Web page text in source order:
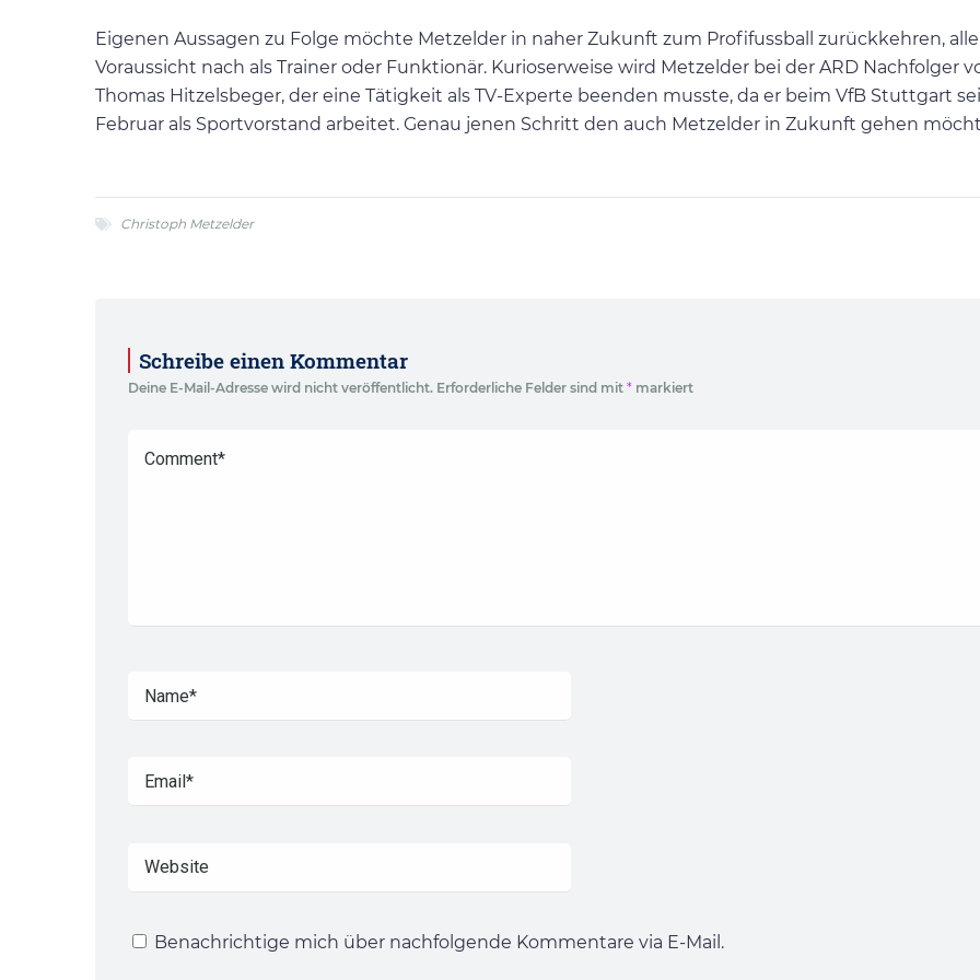
Eigenen Aussagen zu Folge möchte Metzelder in naher Zukunft zum Profifussball zurückkehren,
Voraussicht nach als Trainer oder Funktionär. Kurioserweise wird Metzelder bei der ARD Nachfolger
Thomas Hitzelsbeger, der eine Tätigkeit als TV-Experte beenden musste, da er beim VfB Stuttgart
Februar als Sportvorstand arbeitet. Genau jenen Schritt den auch Metzelder in Zukunft gehen
Christoph Metzelder
Schreibe einen Kommentar
Deine E-Mail-Adresse wird nicht veröffentlicht. Erforderliche Felder sind mit * markiert
Benachrichtige mich über nachfolgende Kommentare via E-Mail.